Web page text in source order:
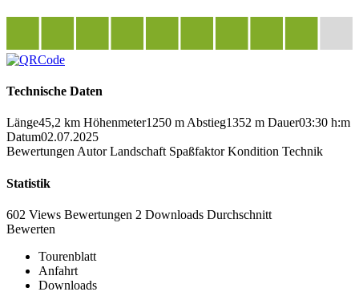
Technische Daten
Länge45,2 km Höhenmeter1250 m Abstieg1352 m Dauer03:30 h:m
Datum02.07.2025
Bewertungen Autor Landschaft Spaßfaktor Kondition Technik
Statistik
602 Views Bewertungen 2 Downloads Durchschnitt
Bewerten
Tourenblatt
Anfahrt
Downloads